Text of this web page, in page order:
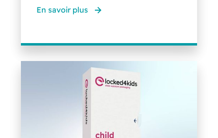
En savoir plus